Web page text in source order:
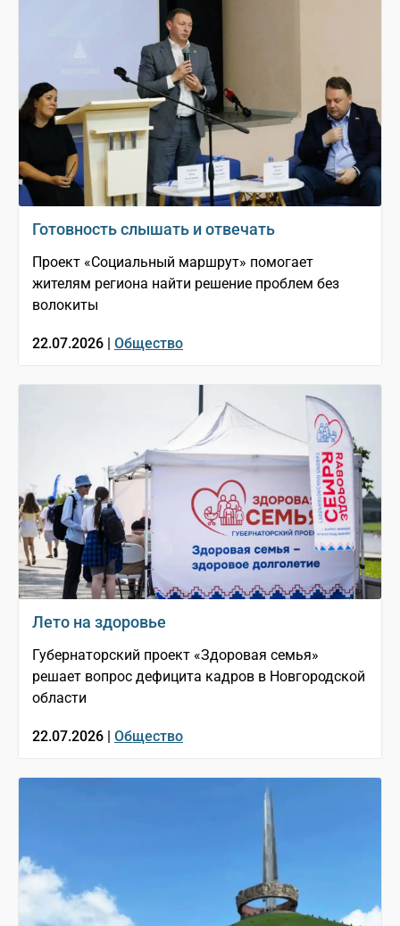
Готовность слышать и отвечать
Проект «Социальный маршрут» помогает
жителям региона найти решение проблем без
волокиты
22.07.2026 | Общество
Лето на здоровье
Губернаторский проект «Здоровая семья»
решает вопрос дефицита кадров в Новгородской
области
22.07.2026 | Общество